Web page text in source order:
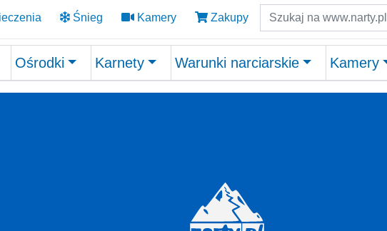
Śnieg Kamery Zakupy Szukaj
Ośrodki Karnety Warunki narciarskie Kamery